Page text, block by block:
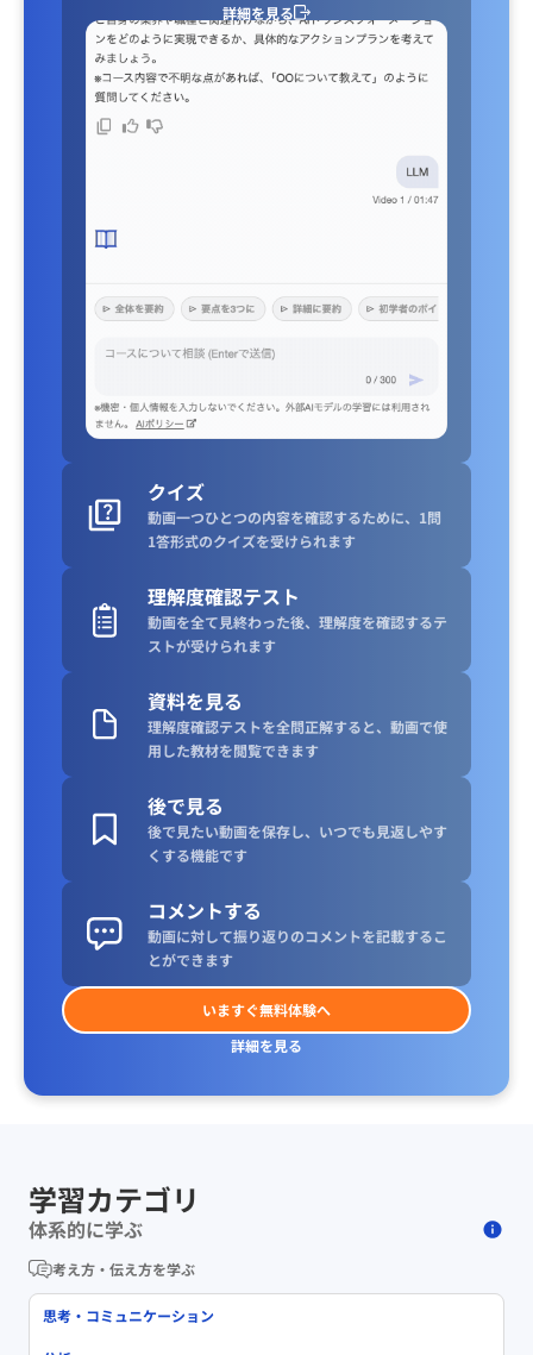
詳細を見る
クイズ
動画一つひとつの内容を確認するために、1問
1答形式のクイズを受けられます
理解度確認テスト
動画を全て見終わった後、理解度を確認するテ
ストが受けられます
資料を見る
理解度確認テストを全問正解すると、動画で使
用した教材を閲覧できます
後で見る
後で見たい動画を保存し、いつでも見返しやす
くする機能です
コメントする
動画に対して振り返りのコメントを記載するこ
とができます
いますぐ無料体験へ
詳細を見る
学習カテゴリ
体系的に学ぶ
考え方・伝え方を学ぶ
思考・コミュニケーション